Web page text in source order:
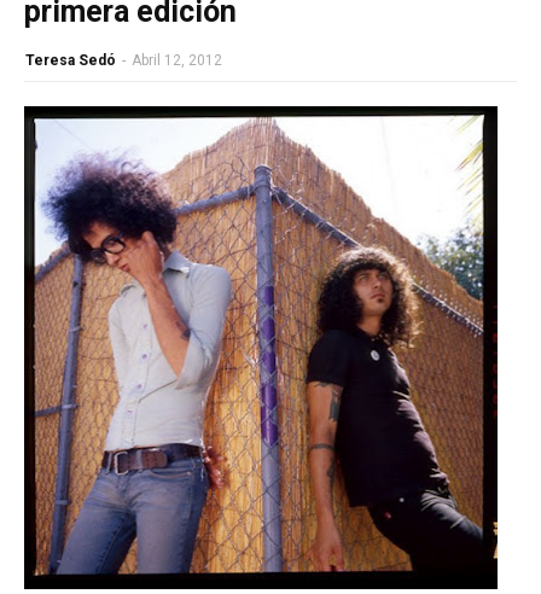
primera edición
Teresa Sedó - Abril 12, 2012